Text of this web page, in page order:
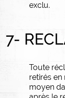
exclu.
7-
Toute
retirés
moyen